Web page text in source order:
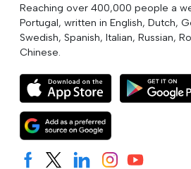
Reaching over 400,000 people a
Portugal, written in English, Dutch,
Swedish, Spanish, Italian, Russian,
Chinese.